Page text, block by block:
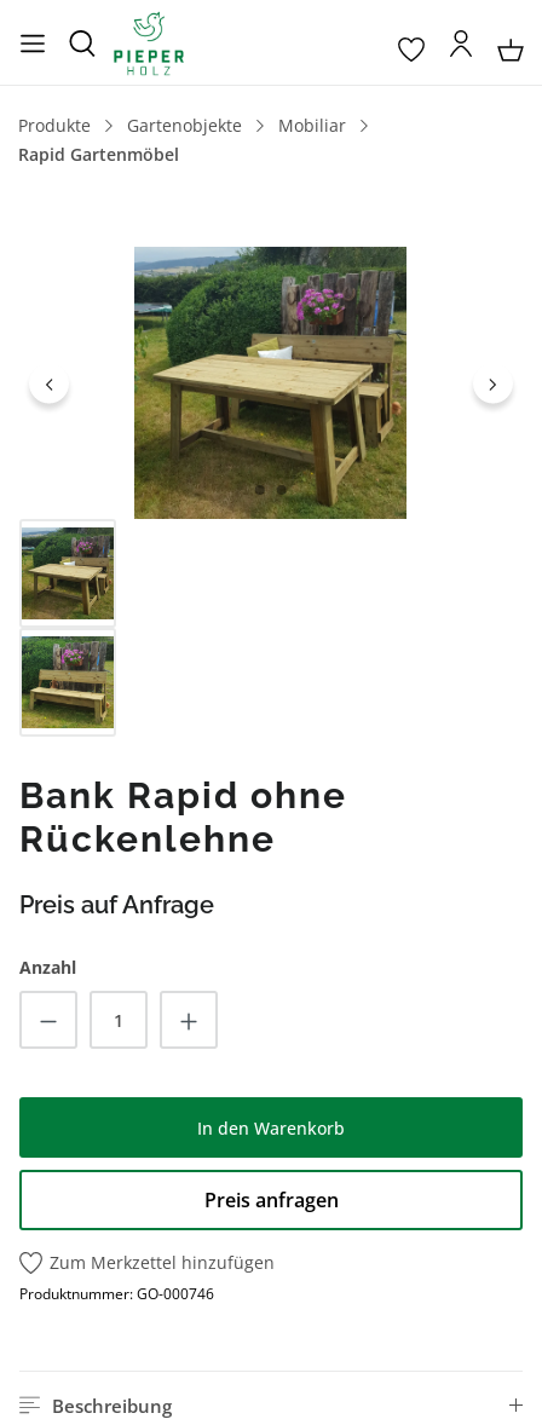
Produkte Gartenobjekte
Mobiliar
Rapid Gartenmöbel
Bildergalerie überspringen
Bank Rapid ohne
Rückenlehne
Preis auf Anfrage
Anzahl
Produkt Anzahl: Gib den gewünschten
In den Warenkorb
Preis anfragen
Zum Merkzettel hinzufügen
Produktnummer:GO-000746
Beschreibung